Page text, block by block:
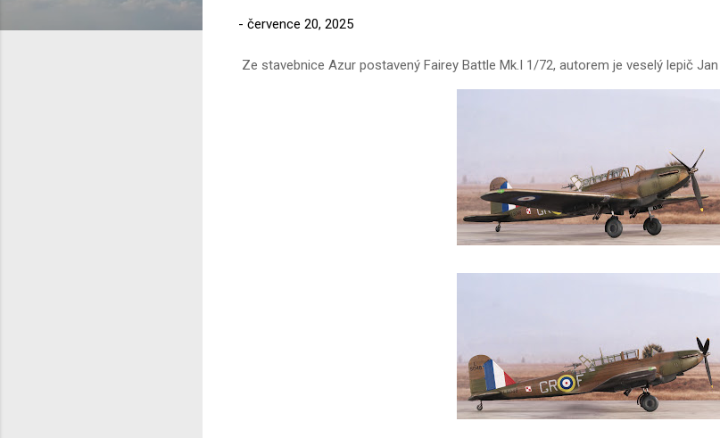
- července 20, 2025
Ze stavebnice Azur postavený Fairey Battle Mk.I 1/72, autorem je veselý lepič